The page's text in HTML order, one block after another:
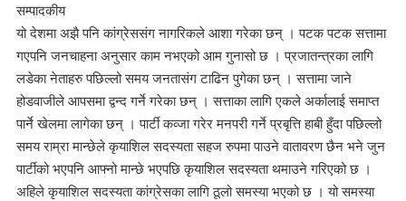
सम्पादकीय
यो देशमा अझै पनि कांग्रेससंग नागरिकले आशा गरेका छन् । पटक पटक सत्तामा
गएपनि जनचाहना अनुसार काम नभएको आम गुनासो छ । प्रजातन्त्रका लागि
लडेका नेताहरु पछिल्लो समय जनतासंग टाढिन पुगेका छन् । सत्तामा जाने
होडवाजीले आपसमा द्वन्द गर्ने गरेका छन् । सत्ताका लागि एकले अर्कालाई समाप्त
पार्ने खेलमा लागेका छन् । पार्टी कव्जा गरेर मनपरी गर्ने प्रबृत्ति हाबी हुँदा पछिल्लो
समय राम्रा मान्छेले कृयाशिल सदस्यता सहज रुपमा पाउने वातावरण छैन भने जुन
पार्टीको भएपनि आफ्नो मान्छे भएपछि कृयाशिल सदस्यता थमाउने गरिएको छ ।
अहिले कृयाशिल सदस्यता कांग्रेसका लागि ठूलो समस्या भएको छ । यो समस्या